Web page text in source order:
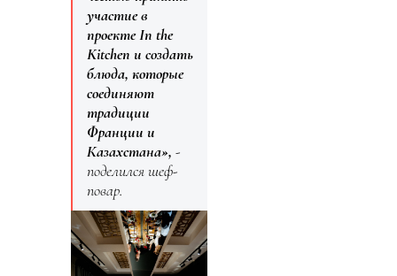
участие в
проекте In the
Kitchen и создать
блюда, которые
соединяют
традиции
Франции и
Казахстана», -
поделился шеф-
повар.